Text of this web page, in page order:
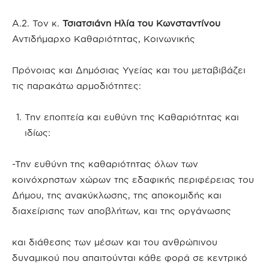
Α.2. Τον κ. Τσιατσιάνη Ηλία του Κωνσταντίνου
Αντιδήμαρχο Καθαριότητας, Κοινωνικής
Πρόνοιας και Δημόσιας Υγείας και του μεταβιβάζει
τις παρακάτω αρμοδιότητες:
Την εποπτεία και ευθύνη της Καθαριότητας και
ιδίως:
-Την ευθύνη της καθαριότητας όλων των
κοινόχρηστων χώρων της εδαφικής περιφέρειας του
Δήμου, της ανακύκλωσης, της αποκομιδής και
διαχείρισης των αποβλήτων, και της οργάνωσης
και διάθεσης των μέσων και του ανθρώπινου
δυναμικού που απαιτούνται κάθε φορά σε κεντρικό